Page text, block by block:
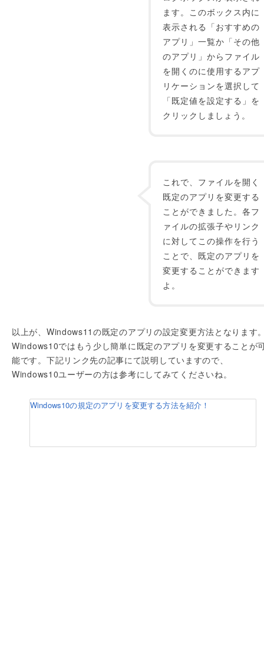
ます。このボックス内に
表示される「おすすめの
アプリ」一覧か「その他
のアプリ」からファイル
を開くのに使用するアプ
リケーションを選択して
「既定値を設定する」を
クリックしましょう。
これで、ファイルを開く
既定のアプリを変更する
ことができました。各フ
ァイルの拡張子やリンク
に対してこの操作を行う
ことで、既定のアプリを
変更することができます
よ。
以上が、Windows11の既定のアプリの設定変更方法となります
Windows10ではもう少し簡単に既定のアプリを変更することが
能です。下記リンク先の記事にて説明していますので、
Windows10ユーザーの方は参考にしてみてくださいね。
Windows10の規定のアプリを変更する方法を紹介！